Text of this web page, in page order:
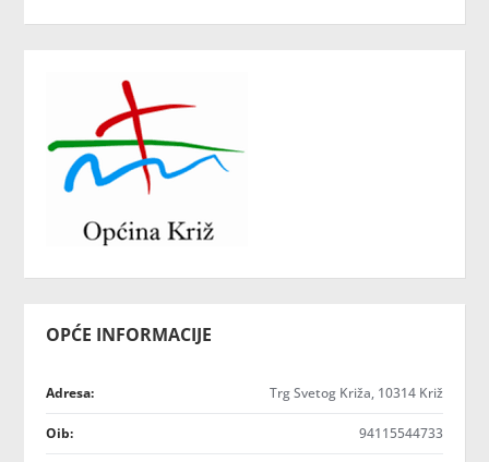
OPĆE INFORMACIJE
Adresa: Trg Svetog Križa, 10314 Križ
Oib: 94115544733